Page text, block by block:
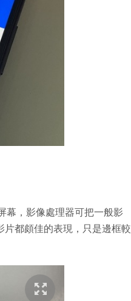
幕，影像處理器可把一般影
片都頗佳的表現，只是邊框較